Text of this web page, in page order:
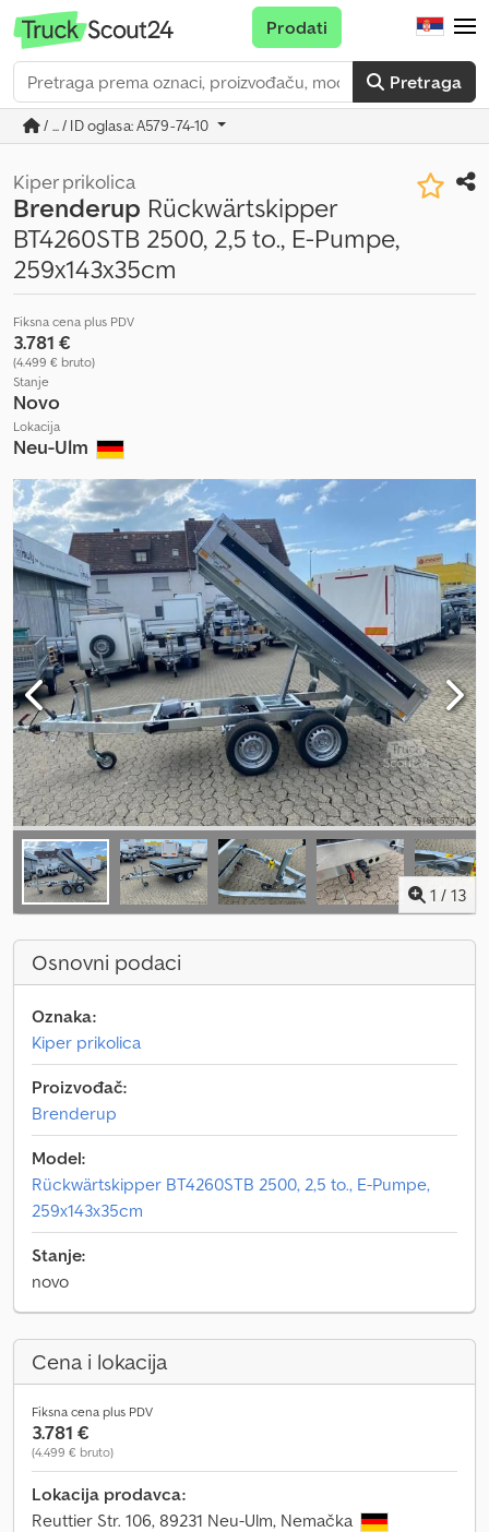
Pretraga
Prodati
/ ... / ID oglasa: A579-74-10
Kiper prikolica
Brenderup Rückwärtskipper
BT4260STB 2500, 2,5 to., E-Pumpe,
259x143x35cm
Fiksna cena plus PDV
3.781 €
(4.499 € bruto)
Stanje
Novo
Lokacija
Neu-Ulm
1 / 13
Osnovni podaci
Oznaka:
Kiper prikolica
Proizvođač:
Brenderup
Model:
Rückwärtskipper BT4260STB 2500, 2,5 to., E-Pumpe,
259x143x35cm
Stanje:
novo
Cena i lokacija
Fiksna cena plus PDV
3.781 €
(4.499 € bruto)
Lokacija prodavca:
Reuttier Str. 106, 89231 Neu-Ulm, Nemačka